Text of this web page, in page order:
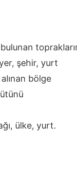
şehir, yurt
bölge
ülke, yurt.